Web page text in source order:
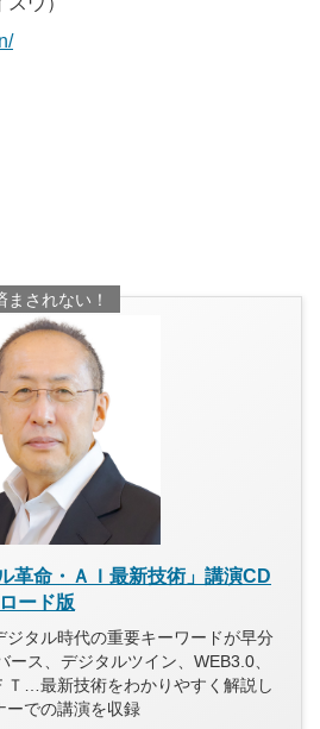
まされない！
革命・ＡＩ最新技術」講演CD
ード版
ジタル時代の重要キーワードが早分
ス、デジタルツイン、WEB3.0、
Ｔ…最新技術をわかりやすく解説し
ーでの講演を収録